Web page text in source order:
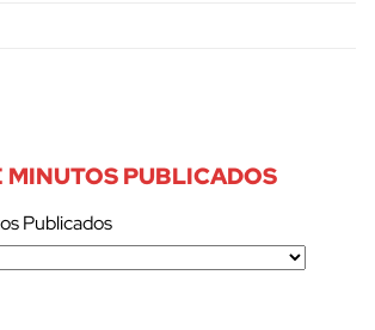
MINUTOS PUBLICADOS
Publicados